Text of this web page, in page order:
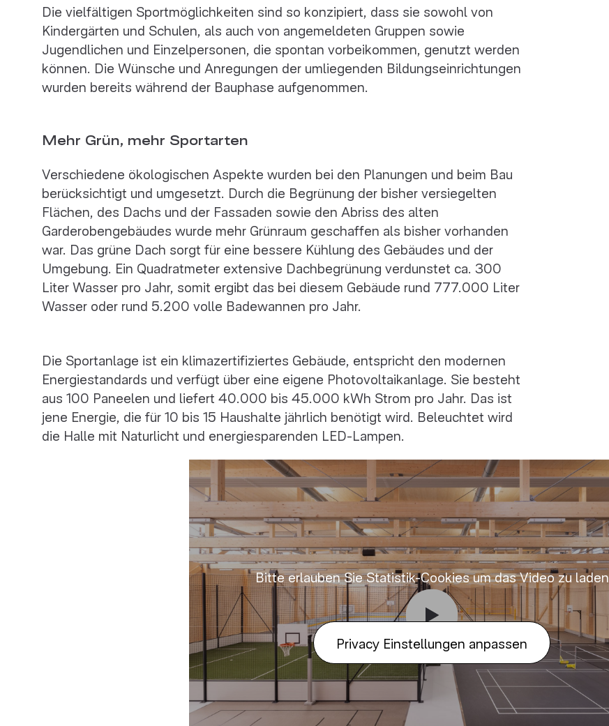
Die vielfältigen Sportmöglichkeiten sind so konzipiert, dass sie sowohl von
Kindergärten und Schulen, als auch von angemeldeten Gruppen sowie
Jugendlichen und Einzelpersonen, die spontan vorbeikommen, genutzt werden
können. Die Wünsche und Anregungen der umliegenden Bildungseinrichtungen
wurden bereits während der Bauphase aufgenommen.
Mehr Grün, mehr Sportarten
Verschiedene ökologischen Aspekte wurden bei den Planungen und beim Bau
berücksichtigt und umgesetzt. Durch die Begrünung der bisher versiegelten
Flächen, des Dachs und der Fassaden sowie den Abriss des alten
Garderobengebäudes wurde mehr Grünraum geschaffen als bisher vorhanden
war. Das grüne Dach sorgt für eine bessere Kühlung des Gebäudes und der
Umgebung. Ein Quadratmeter extensive Dachbegrünung verdunstet ca. 300
Liter Wasser pro Jahr, somit ergibt das bei diesem Gebäude rund 777.000 Liter
Wasser oder rund 5.200 volle Badewannen pro Jahr.
Die Sportanlage ist ein klimazertifiziertes Gebäude, entspricht den modernen
Energiestandards und verfügt über eine eigene Photovoltaikanlage. Sie besteht
aus 100 Paneelen und liefert 40.000 bis 45.000 kWh Strom pro Jahr. Das ist
jene Energie, die für 10 bis 15 Haushalte jährlich benötigt wird. Beleuchtet wird
die Halle mit Naturlicht und energiesparenden LED-Lampen.
Bitte erlauben Sie Statistik-Cookies um das Video zu laden
Privacy Einstellungen anpassen